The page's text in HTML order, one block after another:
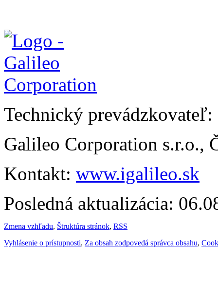
Technický prevádzkovateľ:
Galileo Corporation s.r.o.,
Kontakt: www.igalileo.sk
Posledná aktualizácia:
Zmena vzhľadu, Štruktúra stránok, RSS
Vyhlásenie o prístupnosti, Za obsah zodpovedá správca obsahu,